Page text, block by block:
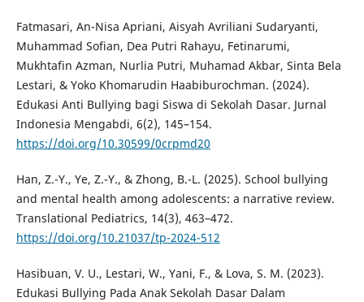
Fatmasari, An-Nisa Apriani, Aisyah Avriliani Sudaryanti,
Muhammad Sofian, Dea Putri Rahayu, Fetinarumi,
Mukhtafin Azman, Nurlia Putri, Muhamad Akbar, Sinta Bela
Lestari, & Yoko Khomarudin Haabiburochman. (2024).
Edukasi Anti Bullying bagi Siswa di Sekolah Dasar. Jurnal
Indonesia Mengabdi, 6(2), 145–154.
https://doi.org/10.30599/0crpmd20
Han, Z.-Y., Ye, Z.-Y., & Zhong, B.-L. (2025). School bullying
and mental health among adolescents: a narrative review.
Translational Pediatrics, 14(3), 463–472.
https://doi.org/10.21037/tp-2024-512
Hasibuan, V. U., Lestari, W., Yani, F., & Lova, S. M. (2023).
Edukasi Bullying Pada Anak Sekolah Dasar Dalam